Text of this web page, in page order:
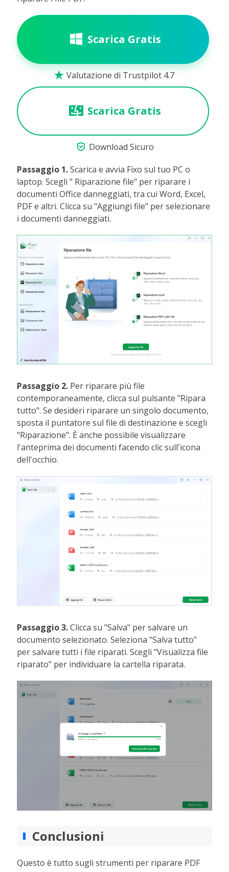
Scarica Gratis
 Valutazione di Trustpilot 4.7
Scarica Gratis
 Download Sicuro
Passaggio 1.Scarica e avvia Fixo sul tuo PC o
laptop. Scegli " Riparazione file" per riparare i
documenti Office danneggiati, tra cui Word, Excel,
PDF e altri. Clicca su "Aggiungi file" per selezionare
i documenti danneggiati.
Passaggio 2. Per riparare più file
contemporaneamente, clicca sul pulsante "Ripara
tutto". Se desideri riparare un singolo documento,
sposta il puntatore sul file di destinazione e scegli
"Riparazione". È anche possibile visualizzare
l'anteprima dei documenti facendo clic sull'icona
dell'occhio.
Passaggio 3.Clicca su "Salva" per salvare un
documento selezionato. Seleziona "Salva tutto"
per salvare tutti i file riparati. Scegli "Visualizza file
riparato" per individuare la cartella riparata.
Conclusioni
Questo è tutto sugli strumenti per riparare PDF